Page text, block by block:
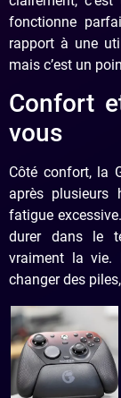
fonctionne
rapport à une
mais c’est un
Confort
vous
Côté confort, la
après plusieurs
fatigue
durer dans le
vraiment la vie.
changer des